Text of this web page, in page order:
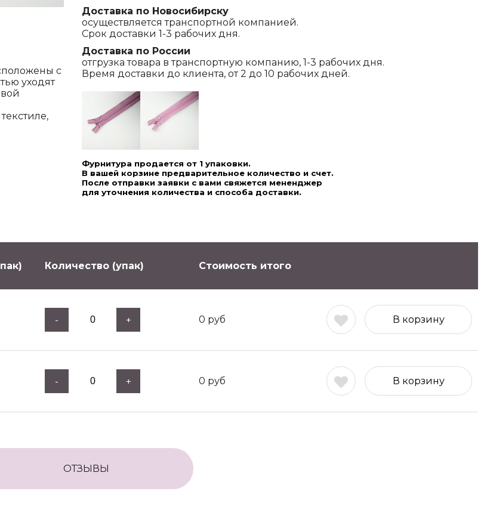
с
уходят
Доставка по Новосибирску
осуществляется транспортной компанией.
Срок доставки 1-3 рабочих дня.
Доставка по России
отгрузка товара в транспортную компанию, 1-3 рабочих дня.
Время доставки до клиента, от 2 до 10 рабочих дней.
Фурнитура продается от 1 упаковки.
В вашей корзине предварительное количество и счет.
После отправки заявки с вами свяжется мененджер
для уточнения количества и способа доставки.
Количество (упак) Стоимость итого
- + 0 руб В корзину
- + 0 руб В корзину
ОТЗЫВЫ